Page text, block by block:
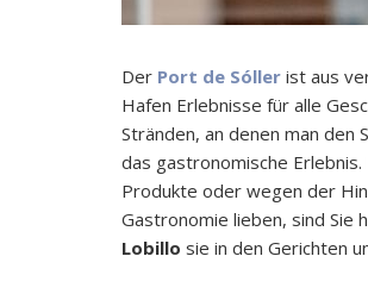
Der Port de Sóller ist aus
Hafen Erlebnisse für alle
Stränden, an denen man den
das gastronomische Erlebnis.
Produkte oder wegen der
Gastronomie lieben, sind Sie
Lobillo sie in den Gerichten